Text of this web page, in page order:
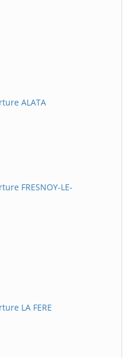
ALATA
FRESNOY-LE-
LA FERE